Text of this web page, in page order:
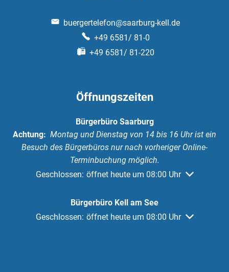
buergertelefon@saarburg-kell.de
+49 6581/ 81-0
+49 6581/ 81-220
Öffnungszeiten
Bürgerbüro Saarburg
Achtung: Montag und Dienstag von 14 bis 16 Uhr ist ein
Besuch des Bürgerbüros nur nach vorheriger Online-
Terminbuchung möglich.
Klicken, um weitere Öffnungs- oder Schließzeiten
Geschlossen: öffnet heute um 08:00 Uhr
Bürgerbüro Kell am See
Klicken, um weitere Öffnungs- oder Schließzeiten
Geschlossen: öffnet heute um 08:00 Uhr